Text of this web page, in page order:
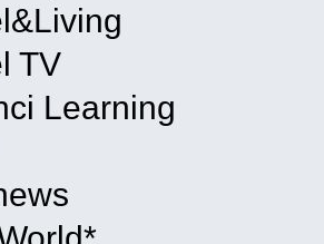
TV
Learning